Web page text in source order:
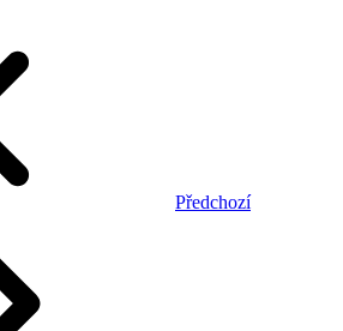
Předchozí